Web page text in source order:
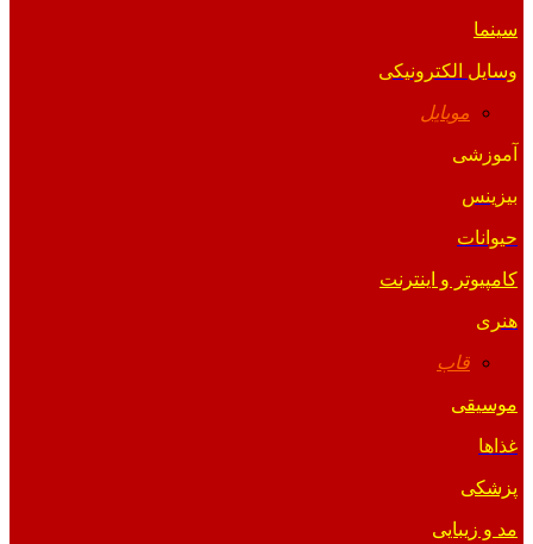
سینما
وسایل الکترونیکی
موبایل
آموزشی
بیزینس
حیوانات
کامپیوتر و اینترنت
هنری
قاب
موسیقی
غذاها
پزشکی
مد و زیبایی